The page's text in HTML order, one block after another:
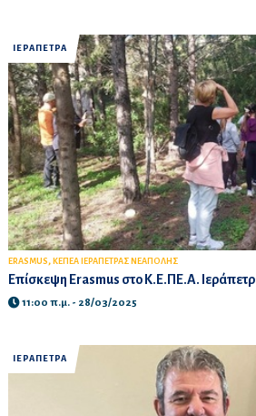
ΙΕΡΑΠΕΤΡΑ
ERASMUS, ΚΕΠΕΑ ΙΕΡΑΠΕΤΡΑΣ ΝΕΑΠΟΛΗΣ
Επίσκεψη Erasmus στο Κ.Ε.ΠΕ.Α.
11:00 π.μ. - 28/03/2025
ΙΕΡΑΠΕΤΡΑ